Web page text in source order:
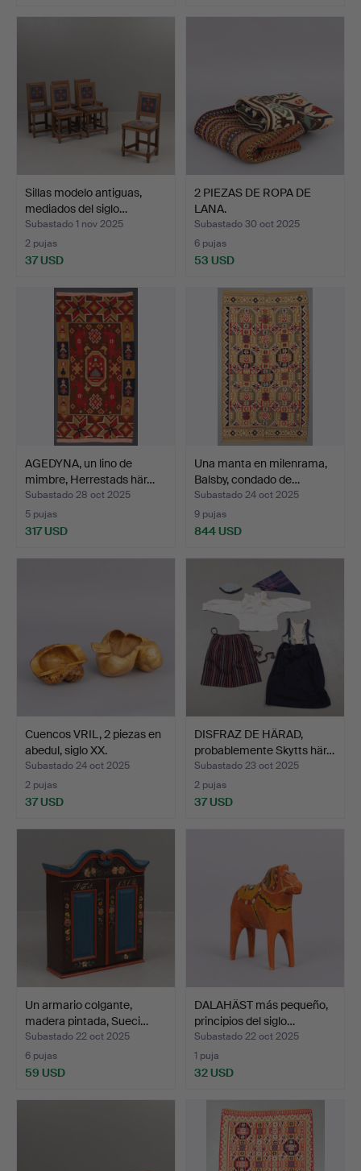
Sillas modelo antiguas,
mediados del siglo…
Subastado 1 nov 2025
2 pujas
37 USD
2 PIEZAS DE ROPA DE
LANA.
Subastado 30 oct 2025
6 pujas
53 USD
AGEDYNA, un lino de
mimbre, Herrestads här…
Subastado 28 oct 2025
5 pujas
317 USD
Una manta en milenrama,
Balsby, condado de…
Subastado 24 oct 2025
9 pujas
844 USD
Cuencos VRIL, 2 piezas en
abedul, siglo XX.
Subastado 24 oct 2025
2 pujas
37 USD
DISFRAZ DE HÄRAD,
probablemente Skytts här…
Subastado 23 oct 2025
2 pujas
37 USD
Un armario colgante,
madera pintada, Sueci…
Subastado 22 oct 2025
6 pujas
59 USD
DALAHÄST más pequeño,
principios del siglo…
Subastado 22 oct 2025
1 puja
32 USD